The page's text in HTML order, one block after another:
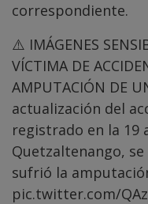
correspondiente.
⚠️ IMÁGENES
VÍCTIMA DE
AMPUTACIÓN DE
actualización del
registrado en la 19
Quetzaltenango,
sufrió la
pic.twitter.com/